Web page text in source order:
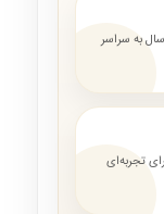
به سراسر
تجربه‌ای